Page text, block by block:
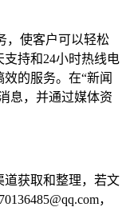
，使客户可以轻松
持和24小时热线电
的服务。在“新闻
息，并通过媒体资
道获取和整理，若文
，